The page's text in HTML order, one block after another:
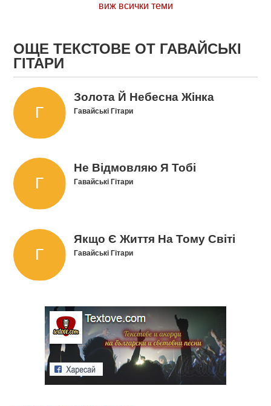
виж всички теми
ОЩЕ ТЕКСТОВЕ ОТ ГАВАЙСЬКІ
ГІТАРИ
Золота Й Небесна Жінка
Гавайські Гітари
Не Відмовляю Я Тобі
Гавайські Гітари
Якщо Є Життя На Тому Світі
Гавайські Гітари